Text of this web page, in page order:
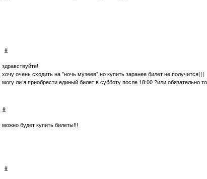
#
здравствуйте!
хочу очень сходить на "ночь музеев",но купить заранее билет не получится(((
могу ли я приобрести единый билет в субботу после 18:00 ?или обязательно
#
можно будет купить билеты!!!
#